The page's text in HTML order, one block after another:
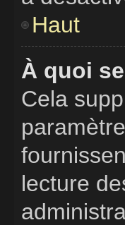
Haut
À quoi
Cela
lecture